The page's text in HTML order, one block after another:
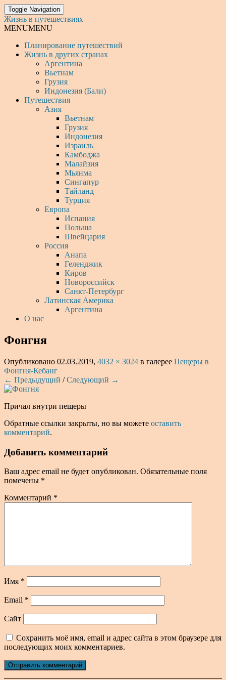
Toggle Navigation
Жизнь в путешествиях
MENUMENU
Планирование путешествий
Жизнь в других странах
Аргентина
Вьетнам
Грузия
Индонезия (Бали)
Путешествия
Азия
Вьетнам
Грузия
Индонезия
Израиль
Камбоджа
Малайзия
Мьянма
Сингапур
Тайланд
Турция
Европа
Испания
Польша
Швейцария
Россия
Анапа
Геленджик
Киров
Новороссийск
Санкт-Петербург
Латинская Америка
Аргентина
О нас
Фонгня
Опубликовано 02.03.2019, 4032 × 3024 в галерее Пещеры в
Фонгня-Кебанг
← Предыдущий /Следующий →
Причал внутри пещеры
Обратные ссылки закрыты, но вы можете оставить
комментарий.
Добавить комментарий
Ваш адрес email не будет опубликован. Обязательные поля
помечены *
Комментарий *
Имя *
Email *
Сайт
Сохранить моё имя, email и адрес сайта в этом браузере для
последующих моих комментариев.